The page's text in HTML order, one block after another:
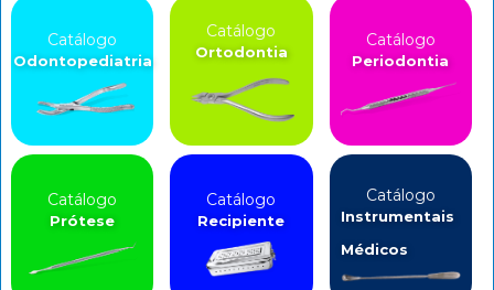
Catálogo
Odontopediatria
Catálogo
Ortodontia
Catálogo
Periodontia
Catálogo
Prótese
Catálogo
Recipiente
Catálogo
Instrumentais
Médicos